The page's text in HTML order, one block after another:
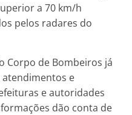
a 70 km/h
pelos radares do
Corpo de Bombeiros já
e
e autoridades
dão conta de